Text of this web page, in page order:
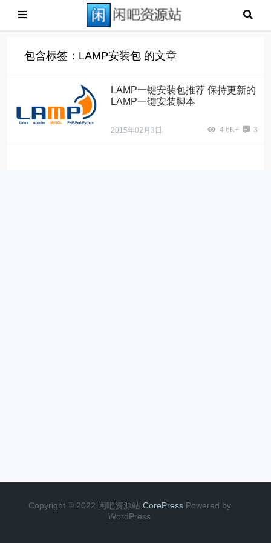
包含标签：LAMP安装包 的文章
LAMP一键安装包推荐 保持更新的
LAMP一键安装脚本
2015年02月3日 4.6K+ 3
Copyright © 2022 闲吧资源站 CorePress Powered by
WordPress